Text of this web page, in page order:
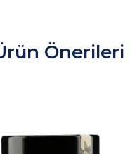
Önerileri